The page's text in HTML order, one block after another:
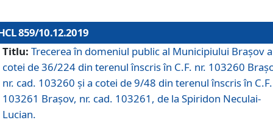
859/10.12.2019
Titlu: Trecerea în domeniul public al Municipiului Braşov a
cotei de 36/224 din terenul înscris în C.F. nr. 103260
nr. cad. 103260 și a cotei de 9/48 din terenul înscris în
103261 Brașov, nr. cad. 103261, de la Spiridon Neculai-
Lucian.